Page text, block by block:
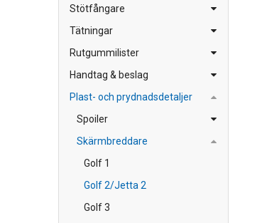
Stötfångare
Tätningar
Rutgummilister
Handtag & beslag
Plast- och prydnadsdetaljer
Spoiler
Skärmbreddare
Golf 1
Golf 2/Jetta 2
Golf 3